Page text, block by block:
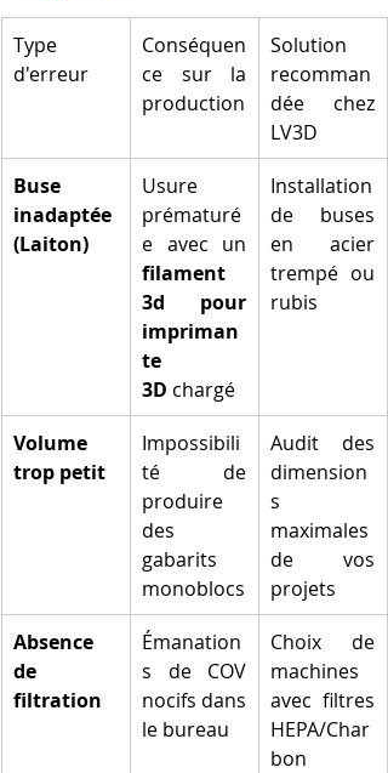
Type
d'erreur
Conséquen
ce sur la
production
Solution
recomman
dée chez
LV3D
Buse
inadaptée
(Laiton)
Usure
prématuré
filament
3d pour
impriman
te
3D chargé
Installation
de buses
en acier
trempé ou
rubis
Volume
trop petit
Impossibili
té de
produire
des
gabarits
monoblocs
Audit des
dimension
s
maximales
de vos
projets
Absence
de
filtration
Émanation
s de COV
nocifs dans
le bureau
Choix de
machines
avec filtres
HEPA/Char
bon